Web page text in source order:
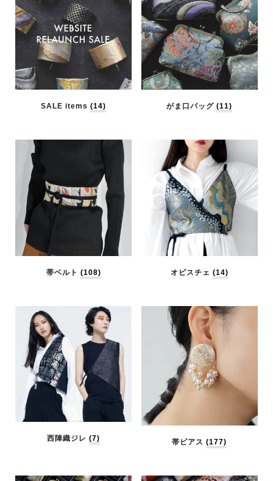
SALE items(14) がま口バッグ(11)
帯ベルト (108) オビスチェ (14)
西陣織ジレ(7) 帯ピアス(177)